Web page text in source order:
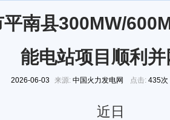
平南县300MW/
能电站项目顺利并
2026-06-03 来源: 中国火力发电网 点击: 435次
近日